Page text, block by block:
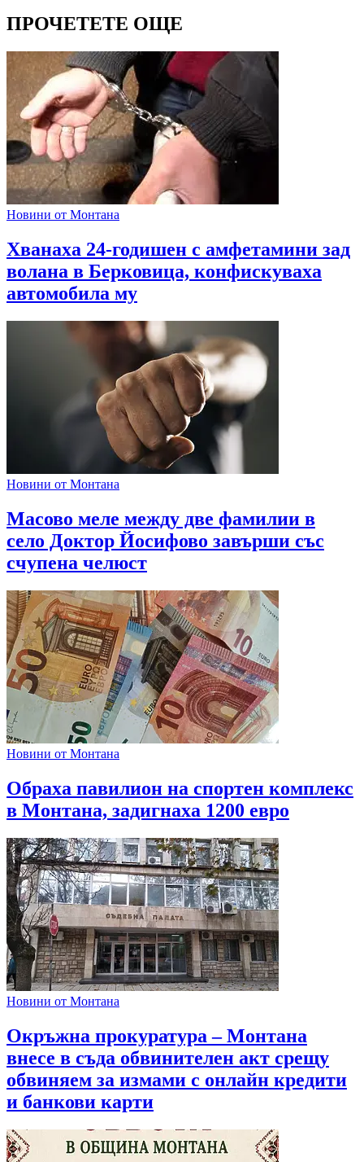
ПРОЧЕТЕТЕ ОЩЕ
Новини от Монтана
Хванаха 24-годишен с амфетамини зад
волана в Берковица, конфискуваха
автомобила му
Новини от Монтана
Масово меле между две фамилии в
село Доктор Йосифово завърши със
счупена челюст
Новини от Монтана
Обраха павилион на спортен комплекс
в Монтана, задигнаха 1200 евро
Новини от Монтана
Окръжна прокуратура – Монтана
внесе в съда обвинителен акт срещу
обвиняем за измами с онлайн кредити
и банкови карти